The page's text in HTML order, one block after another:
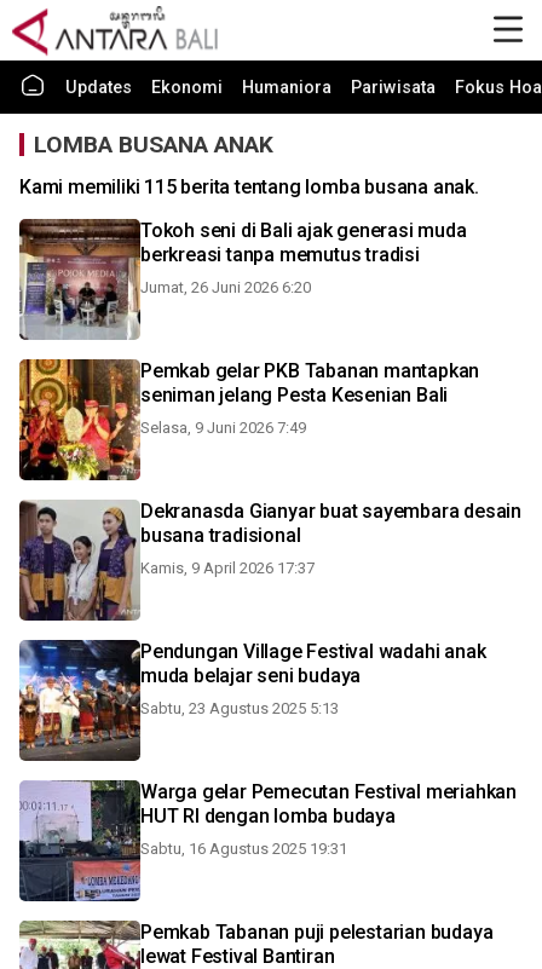
Updates Ekonomi Humaniora Pariwisata Fokus
LOMBA BUSANA ANAK
Kami memiliki 115 berita tentang lomba busana anak.
Tokoh seni di Bali ajak generasi muda
berkreasi tanpa memutus tradisi
Jumat, 26 Juni 2026 6:20
Pemkab gelar PKB Tabanan mantapkan
seniman jelang Pesta Kesenian Bali
Selasa, 9 Juni 2026 7:49
Dekranasda Gianyar buat sayembara desain
busana tradisional
Kamis, 9 April 2026 17:37
Pendungan Village Festival wadahi anak
muda belajar seni budaya
Sabtu, 23 Agustus 2025 5:13
Warga gelar Pemecutan Festival meriahkan
HUT RI dengan lomba budaya
Sabtu, 16 Agustus 2025 19:31
Pemkab Tabanan puji pelestarian budaya
lewat Festival Bantiran